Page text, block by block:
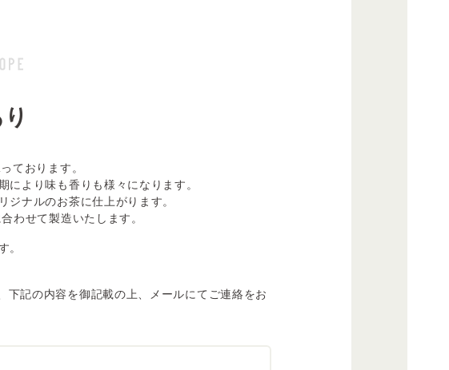
ております。
より味も香りも様々になります。
ジナルのお茶に仕上がります。
わせて製造いたします。
。
下記の内容を御記載の上、メールにてご連絡をお